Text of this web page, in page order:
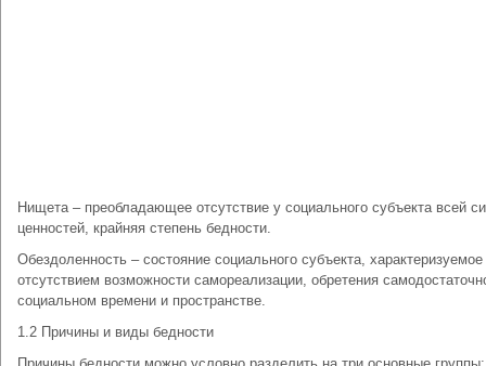
Нищета – преобладающее отсутствие у социального субъекта всей
ценностей, крайняя степень бедности.
Обездоленность – состояние социального субъекта, характеризуемое
отсутствием возможности самореализации, обретения
социальном времени и пространстве.
1.2 Причины и виды бедности